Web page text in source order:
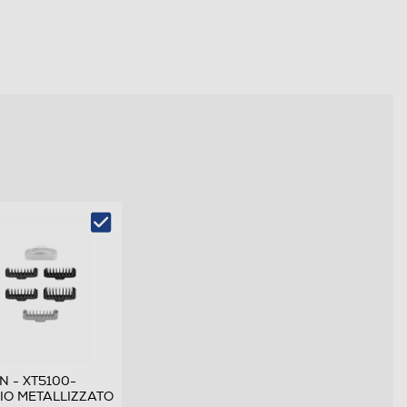
- XT5100-
METALLIZZATO